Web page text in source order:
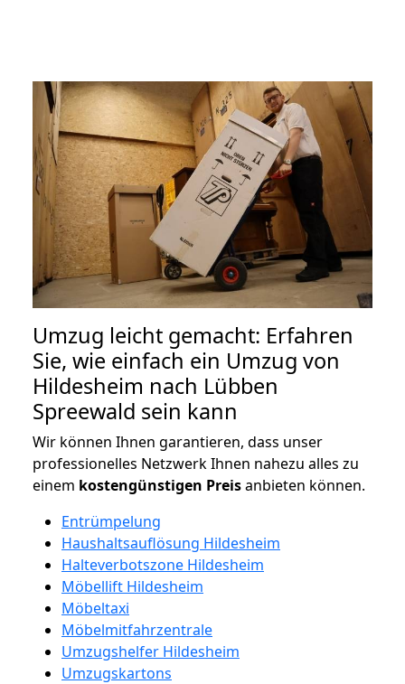
Umzug leicht gemacht: Erfahren
Sie, wie einfach ein Umzug von
Hildesheim nach Lübben
Spreewald sein kann
Wir können Ihnen garantieren, dass unser
professionelles Netzwerk Ihnen nahezu alles zu
einem kostengünstigen Preisanbieten können.
Entrümpelung
Haushaltsauflösung Hildesheim
Halteverbotszone Hildesheim
Möbellift Hildesheim
Möbeltaxi
Möbelmitfahrzentrale
Umzugshelfer Hildesheim
Umzugskartons